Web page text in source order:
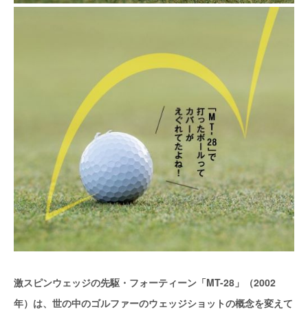
激スピンウェッジの先駆・フォーティーン「MT-28」（2002
年）は、世の中のゴルファーのウェッジショットの概念を変えて